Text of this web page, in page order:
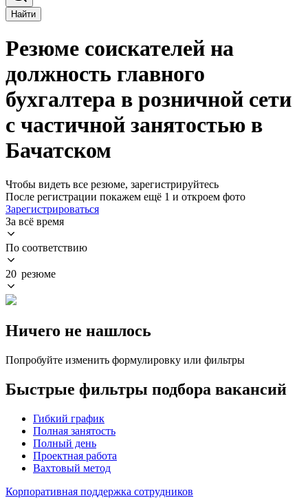
Найти
Резюме соискателей на
должность главного
бухгалтера в розничной сети
с частичной занятостью в
Бачатском
Чтобы видеть все резюме, зарегистрируйтесь
После регистрации покажем ещё 1 и откроем фото
Зарегистрироваться
За всё время
По соответствию
20 резюме
Ничего не нашлось
Попробуйте изменить формулировку или фильтры
Быстрые фильтры подбора вакансий
Гибкий график
Полная занятость
Полный день
Проектная работа
Вахтовый метод
Корпоративная поддержка сотрудников